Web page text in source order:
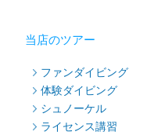
当店のツアー
ファンダイビング
体験ダイビング
シュノーケル
ライセンス講習